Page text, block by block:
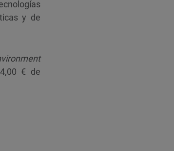
y de
€ de